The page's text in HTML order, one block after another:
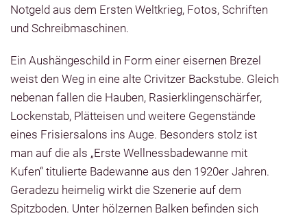
Notgeld aus dem Ersten Weltkrieg, Fotos, Schriften
und Schreibmaschinen.
Ein Aushängeschild in Form einer eisernen Brezel
weist den Weg in eine alte Crivitzer Backstube. Gleich
nebenan fallen die Hauben, Rasierklingenschärfer,
Lockenstab, Plätteisen und weitere Gegenstände
eines Frisiersalons ins Auge. Besonders stolz ist
man auf die als „Erste Wellnessbadewanne mit
Kufen“ titulierte Badewanne aus den 1920er Jahren.
Geradezu heimelig wirkt die Szenerie auf dem
Spitzboden. Unter hölzernen Balken befinden sich